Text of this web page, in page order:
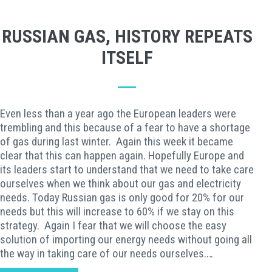
RUSSIAN GAS, HISTORY REPEATS
ITSELF
Even less than a year ago the European leaders were
trembling and this because of a fear to have a shortage
of gas during last winter. Again this week it became
clear that this can happen again. Hopefully Europe and
its leaders start to understand that we need to take care
ourselves when we think about our gas and electricity
needs. Today Russian gas is only good for 20% for our
needs but this will increase to 60% if we stay on this
strategy. Again I fear that we will choose the easy
solution of importing our energy needs without going all
the way in taking care of our needs ourselves.…